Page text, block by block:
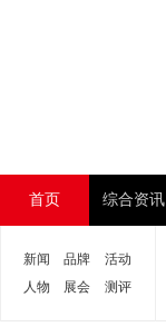
首页 综合资讯
新闻 品牌
活动
人物
展会 测评